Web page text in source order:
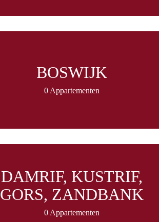
BOSWIJK
0 Appartementen
DAMRIF, KUSTRIF,
GORS, ZANDBANK
0 Appartementen